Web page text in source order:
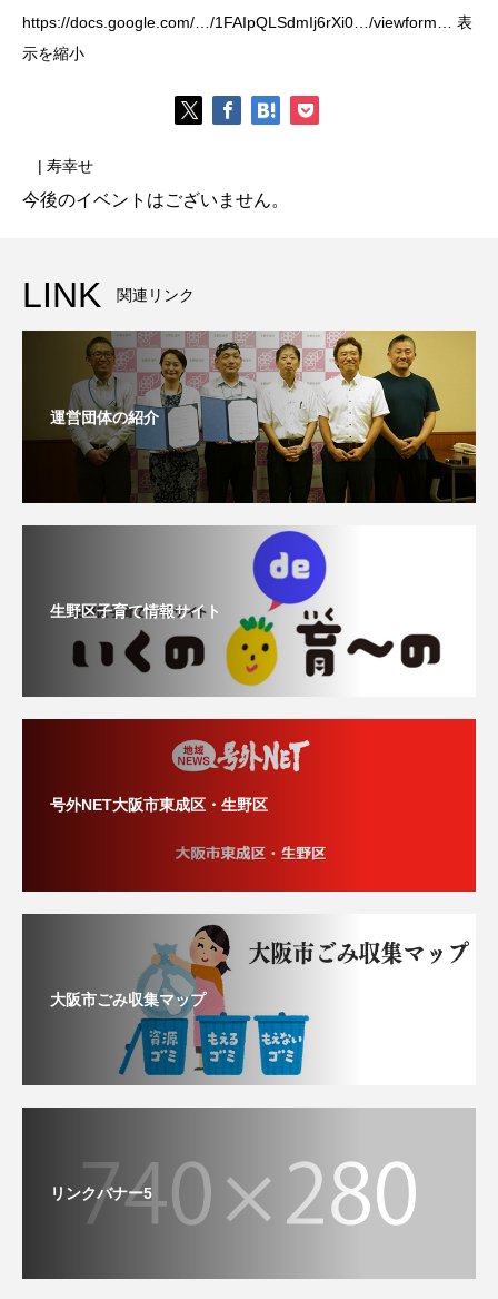
https://docs.google.com/…/1FAIpQLSdmIj6rXi0…/viewform… 表
示を縮小
| 寿幸せ
今後のイベントはございません。
LINK 関連リンク
運営団体の紹介
生野区子育て情報サイト
号外NET大阪市東成区・生野区
大阪市ごみ収集マップ
リンクバナー5